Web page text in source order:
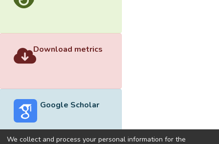
Download metrics
Google Scholar
We collect and process your personal information for the